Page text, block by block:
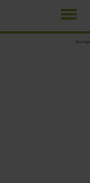
Anzeige